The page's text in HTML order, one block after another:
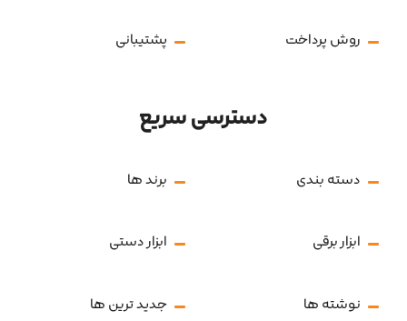
روش پرداخت پشتیبانی
دسترسی سریع
دسته بندی برند ها
ابزار برقی ابزار دستی
نوشته ها جدید ترین ها